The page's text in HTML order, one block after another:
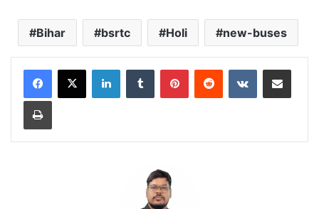
Bihar bsrtc Holi new-buses
LinkedInTumblr PinterestReddit VKontakteShare via Email
Print